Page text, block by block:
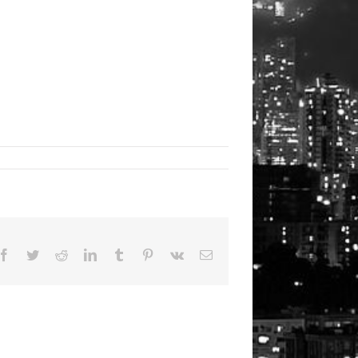
Facebook
TwitterRedditLinkedInTumblr Pinterest
Vk Email